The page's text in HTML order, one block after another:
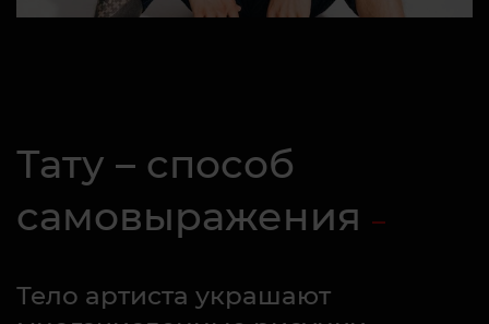
Тату – способ
самовыражения
Тело артиста украшают